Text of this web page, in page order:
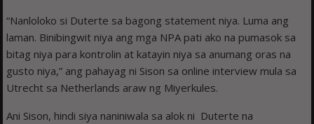
“Nanloloko si Duterte sa bagong statement niya. Luma ang
laman. Binibingwit niya ang mga NPA pati ako na pumasok sa
bitag niya para kontrolin at katayin niya sa anumang oras na
gusto niya,” ang pahayag ni Sison sa online interview mula sa
Utrecht sa Netherlands araw ng Miyerkules.
Ani Sison, hindi siya naniniwala sa alok ni Duterte na